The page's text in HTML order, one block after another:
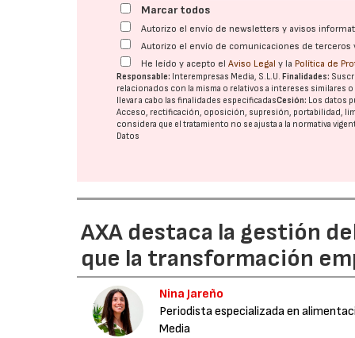
Marcar todos
Autorizo el envío de newsletters y avisos
Autorizo el envío de comunicaciones de
He leído y acepto elAviso Legal y la Política de
Responsable: Interempresas Media, S.L.U.Finalidades:
relacionados con la misma o relativos a intereses similares
llevar a cabo las finalidades especificadasCesión: Los datos
Acceso, rectificación, oposición, supresión, portabilidad,
considera que el tratamiento no se ajusta a la normativa
Datos
AXA destaca la gestión
que la transformación
Nina Jareño
Periodista especializada en
Media